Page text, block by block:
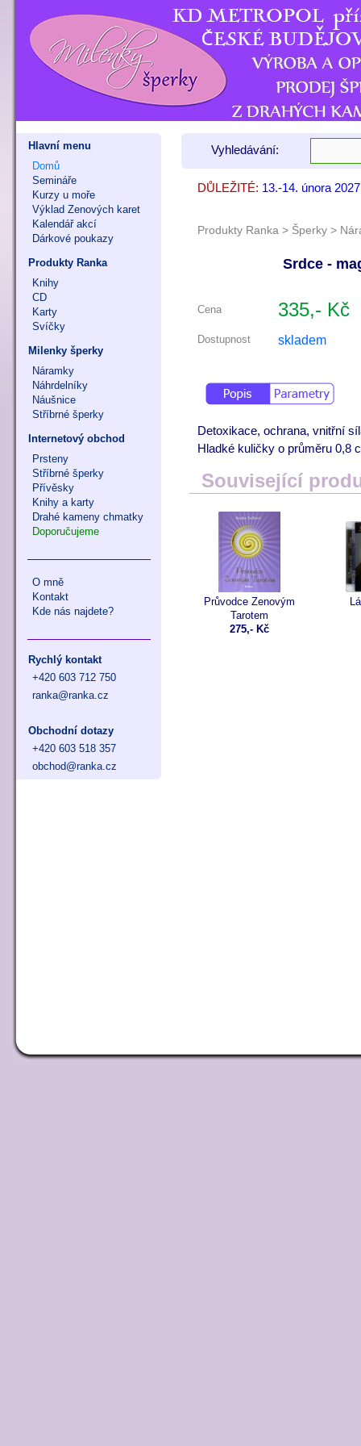
Hlavní menu
Domů
Semináře
Kurzy u moře
Výklad Zenových karet
Kalendář akcí
Dárkové poukazy
Produkty Ranka
Knihy
CD
Karty
Svíčky
Milenky šperky
Náramky
Náhrdelníky
Náušnice
Stříbrné šperky
Internetový obchod
Prsteny
Stříbrné šperky
Přívěsky
Knihy a karty
Drahé kameny chmatky
Doporučujeme
O mně
Kontakt
Kde nás najdete?
Rychlý kontakt
+420 603 712 750
ranka@ranka.cz
Obchodní dotazy
+420 603 518 357
obchod@ranka.cz
Vyhledávání:
DŮLEŽITÉ: 13.-14. února
7. - 8. listopadu
9. - 11. října 2026
Produkty Ranka > Šperky >
Srdce -
Cena 335,- Kč
Dostupnost skladem
Detoxikace, ochrana, vnitřní
Hladké kuličky o průměru 0,8
Související
Průvodce Zenovým
Tarotem
275,- Kč